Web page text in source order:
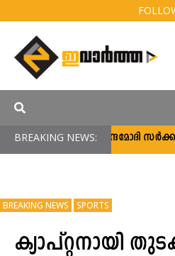
BREAKING NEWS:നരേന്ദ്രമോദി
BREAKING NEWS SPORTS
ക്യാപ്റ്റനായി